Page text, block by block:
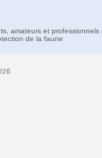
amateurs et professionnels
de la faune